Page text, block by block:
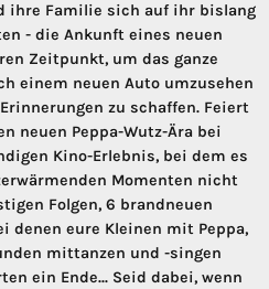
ihre Familie sich auf ihr bislang
- die Ankunft eines neuen
Zeitpunkt, um das ganze
einem neuen Auto umzusehen
zu schaffen. Feiert
neuen Peppa-Wutz-Ära bei
Kino-Erlebnis, bei dem es
Momenten nicht
Folgen, 6 brandneuen
denen eure Kleinen mit Peppa,
mittanzen und -singen
ein Ende... Seid dabei, wenn